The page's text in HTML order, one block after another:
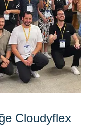
Cloudyflex